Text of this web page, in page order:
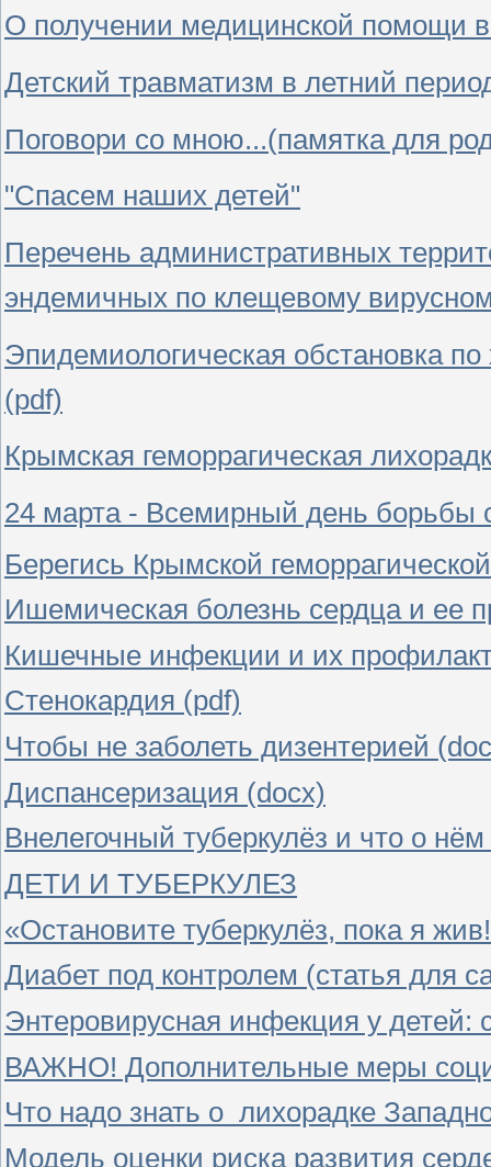
О получении медицинской помощи
Детский травматизм в летний
Поговори со мною...(памятка для
"Спасем наших детей"
Перечень административных
эндемичных по клещевому
Эпидемиологическая обстановка по
(pdf)
Крымская геморрагическая
24 марта - Всемирный день борьбы
Берегись Крымской
Ишемическая болезнь сердца и ее
Кишечные инфекции и их
Стенокардия (pdf)
Чтобы не заболеть дизентерией
Диспансеризация (docx)
Внелегочный туберкулёз и что о
ДЕТИ И ТУБЕРКУЛЕЗ
«Остановите туберкулёз, пока я
Диабет под контролем (статья для
Энтеровирусная инфекция у
ВАЖНО! Дополнительные меры
Что надо знать о лихорадке
Модель оценки риска развития